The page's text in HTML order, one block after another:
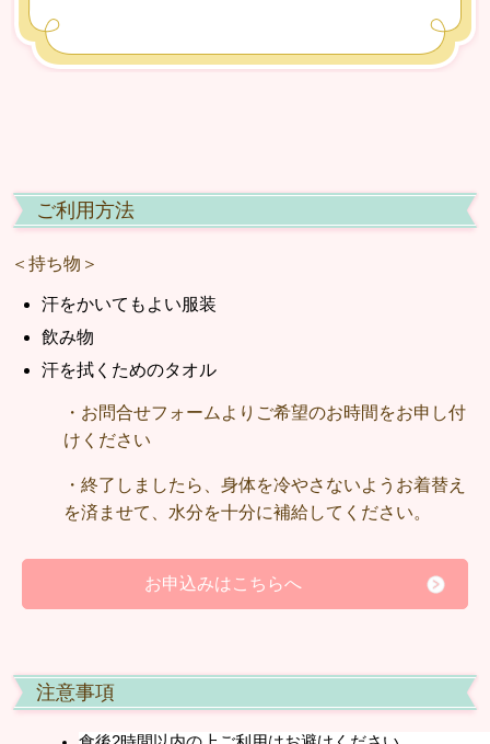
ご利用方法
＜持ち物＞
汗をかいてもよい服装
飲み物
汗を拭くためのタオル
・お問合せフォームよりご希望のお時間をお申し付
けください
・終了しましたら、身体を冷やさないようお着替え
を済ませて、水分を十分に補給してください。
お申込みはこちらへ
注意事項